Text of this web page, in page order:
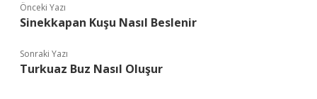
Önceki Yazı
Sinekkapan Kuşu Nasıl Beslenir
Sonraki Yazı
Turkuaz Buz Nasıl Oluşur